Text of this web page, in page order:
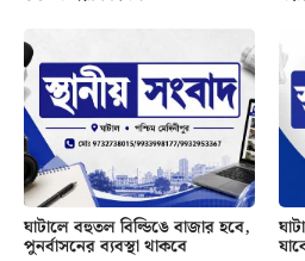
ঘাটালে বহুতল বিল্ডিঙে বাজার হবে,
পুনর্বাসনের ব্যবস্থা থাকবে